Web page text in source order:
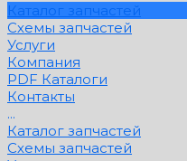
Каталог запчастей
Схемы запчастей
Услуги
Компания
PDF Каталоги
Контакты
...
Каталог запчастей
Схемы запчастей